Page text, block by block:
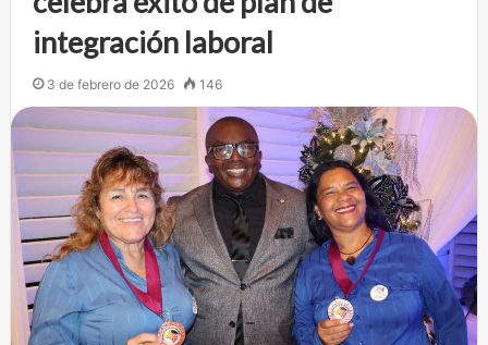
integración laboral
3 de febrero de 2026 146